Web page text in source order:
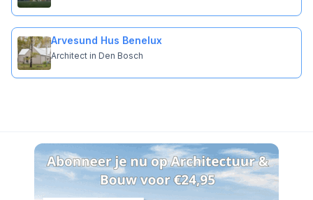
Arvesund Hus Benelux
Architect in Den Bosch